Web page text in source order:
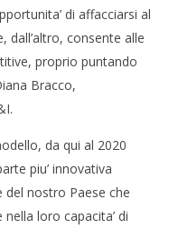
di affacciarsi al
consente alle
proprio puntando
Bracco,
da qui al 2020
piu’ innovativa
del nostro Paese che
loro capacita’ di